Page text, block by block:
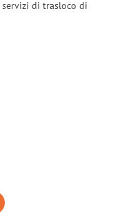
di trasloco di